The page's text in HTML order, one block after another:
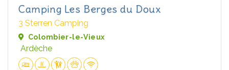
Camping Les Berges du Doux
3 Sterren Camping
Colombier-le-Vieux
Ardèche